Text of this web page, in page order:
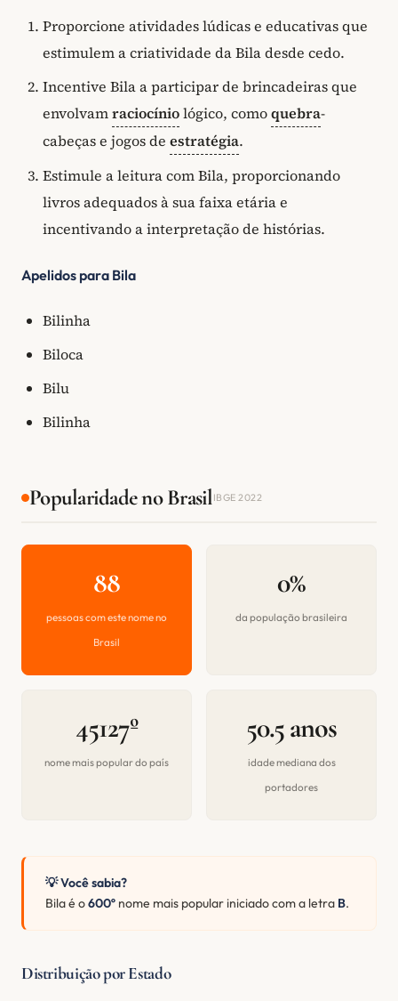
Proporcione atividades lúdicas e educativas que
estimulem a criatividade da Bila desde cedo.
Incentive Bila a participar de brincadeiras que
envolvamraciocíniológico, comoquebra-
cabeças e jogos de estratégia.
Estimule a leitura com Bila, proporcionando
livros adequados à sua faixa etária e
incentivando a interpretação de histórias.
Apelidos para Bila
Bilinha
Biloca
Bilu
Bilinha
Popularidade no BrasilIBGE 2022
88
pessoas com este nome no
Brasil
0%
da população brasileira
45127º
nome mais popular do país
50.5 anos
idade mediana dos
portadores
💡 Você sabia?
Bila é o600º nome mais popular iniciado com a letra B.
Distribuição por Estado